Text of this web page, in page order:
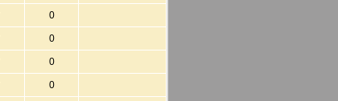
0
0
0
0